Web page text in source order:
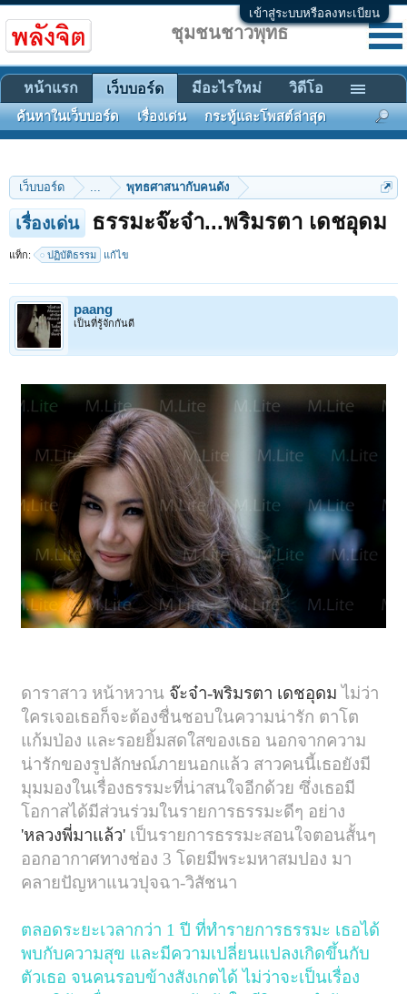
เข้าสู่ระบบหรือลงทะเบียน
เว็บบอร์ด ... พุทธศาสนากับคนดัง
เรื่องเด่น ธรรมะจ๊ะจ๋า...พริมรตา เดชอุดม
แท็ก: ปฏิบัติธรรม แก้ไข
paang
เป็นที่รู้จักกันดี
ดาราสาว หน้าหวาน จ๊ะจ๋า-พริมรตา เดชอุดมไม่ว่า
ใครเจอเธอก็จะต้องชื่นชอบในความน่ารัก ตาโต
แก้มป่อง และรอยยิ้มสดใสของเธอ นอกจากความ
น่ารักของรูปลักษณ์ภายนอกแล้ว สาวคนนี้เธอยังมี
มุมมองในเรื่องธรรมะที่น่าสนใจอีกด้วย ซึ่งเธอมี
โอกาสได้มีส่วนร่วมในรายการธรรมะดีๆ อย่าง
'หลวงพี่มาแล้ว' เป็นรายการธรรมะสอนใจตอนสั้นๆ
ออกอากาศทางช่อง 3 โดยมีพระมหาสมปอง มา
คลายปัญหาแนวปุจฉา-วิสัชนา
ตลอดระยะเวลากว่า 1 ปี ที่ทำรายการธรรมะ เธอได้
พบกับความสุข และมีความเปลี่ยนแปลงเกิดขึ้นกับ
ตัวเธอ จนคนรอบข้างสังเกตได้ ไม่ว่าจะเป็นเรื่อง
ชุมชนชาวพุทธ
หน้าแรก เว็บบอร์ด
ค้นหาในเว็บบอร์ด เรื่องเด่น กระทู้และโพสต์ล่าสุด
มีอะไรใหม่ วิดีโอ